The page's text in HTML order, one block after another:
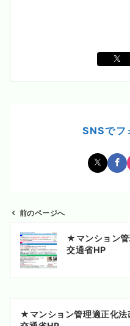
SNSでフ
前のページへ
★マンション
交通省HP
★マンション管理適正化